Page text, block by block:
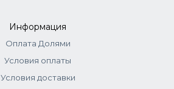
Информация
Оплата Долями
Условия оплаты
Условия доставки